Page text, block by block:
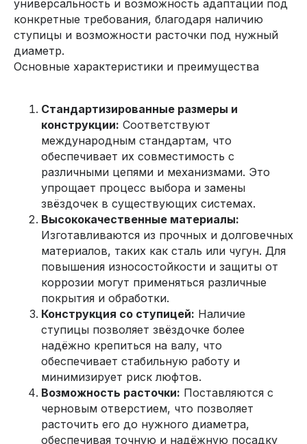
универсальность и возможность адаптации под
конкретные требования, благодаря наличию
ступицы и возможности расточки под нужный
диаметр.
Основные характеристики и преимущества
Стандартизированные размеры и
конструкции: Соответствуют
международным стандартам, что
обеспечивает их совместимость с
различными цепями и механизмами. Это
упрощает процесс выбора и замены
звёздочек в существующих системах.
Высококачественные материалы:
Изготавливаются из прочных и долговечных
материалов, таких как сталь или чугун. Для
повышения износостойкости и защиты от
коррозии могут применяться различные
покрытия и обработки.
Конструкция со ступицей: Наличие
ступицы позволяет звёздочке более
надёжно крепиться на валу, что
обеспечивает стабильную работу и
минимизирует риск люфтов.
Возможность расточки: Поставляются с
черновым отверстием, что позволяет
расточить его до нужного диаметра,
обеспечивая точную и надёжную посадку